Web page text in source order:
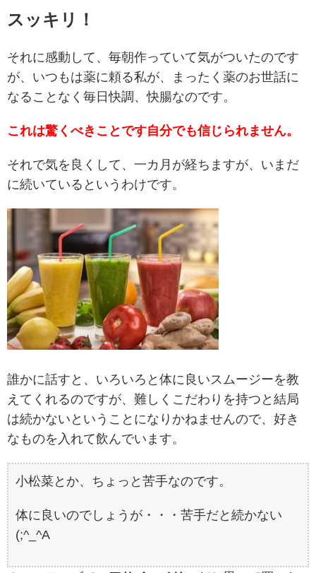
スッキリ！
それに感動して、毎朝作っていて気がついたのです
が、いつもは薬に頼る私が、まったく薬のお世話に
なることなく毎日快調、快腸なのです。
これは驚くべきことです自分でも信じられません。
それで気を良くして、一カ月が経ちますが、いまだ
に続いているというわけです。
誰かに話すと、いろいろと体に良いスムージーを教
えてくれるのですが、難しくこだわりを持つと結局
は続かないということになりかねませんので、好き
なものを入れて飲んでいます。
小松菜とか、ちょっと苦手なのです。
体に良いのでしょうが・・・苦手だと続かない
(;^_^A